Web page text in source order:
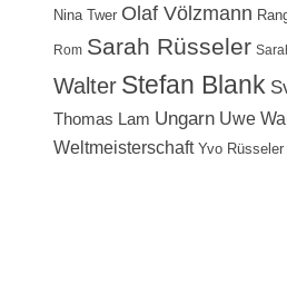
Nina Twer Olaf Völzmann
Rom Sarah Rüsseler
Walter Stefan Blank
Thomas Lam Ungarn Uwe
Weltmeisterschaft Yvo Rüsseler